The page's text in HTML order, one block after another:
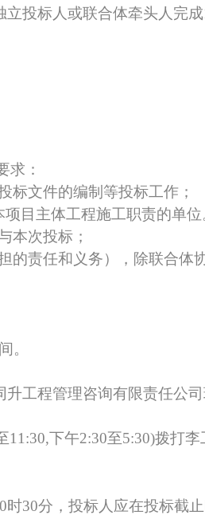
立投标人或联合体牵头人完
求：
标文件的编制等投标工作；
目主体工程施工职责的单位
本次投标；
责任和义务），除联合体
。
升工程管理咨询有限责任公
下午2:30至5:30)拨打李
时30分，投标人应在投标截